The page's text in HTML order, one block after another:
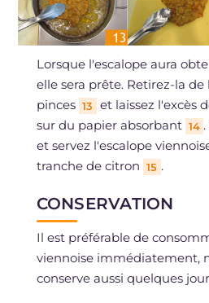
Lorsque l'escalope aura
elle sera prête. Retirez-la de
pinces 13
et laissez l'excès
sur du papier absorbant 14
et servez l'escalope
tranche de citron 15 .
CONSERVATION
Il est préférable de
viennoise immédiatement,
conserve aussi quelques